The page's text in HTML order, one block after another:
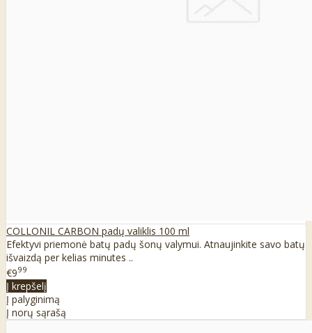
COLLONIL CARBON padų valiklis 100 ml
Efektyvi priemonė batų padų šonų valymui. Atnaujinkite savo batų
išvaizdą per kelias minutes ..
€999
Į krepšelį
Į palyginimą
Į norų sąrašą